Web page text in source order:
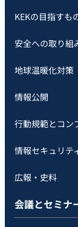
KEKの目指すも
安全への取り組
地球温暖化対策
情報公開
行動規範とコン
情報セキュリテ
広報・史料
会議とセミナ